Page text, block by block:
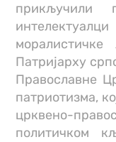
прикључили
Патријарху
Православне
патриотизма,
црквено-
политичком